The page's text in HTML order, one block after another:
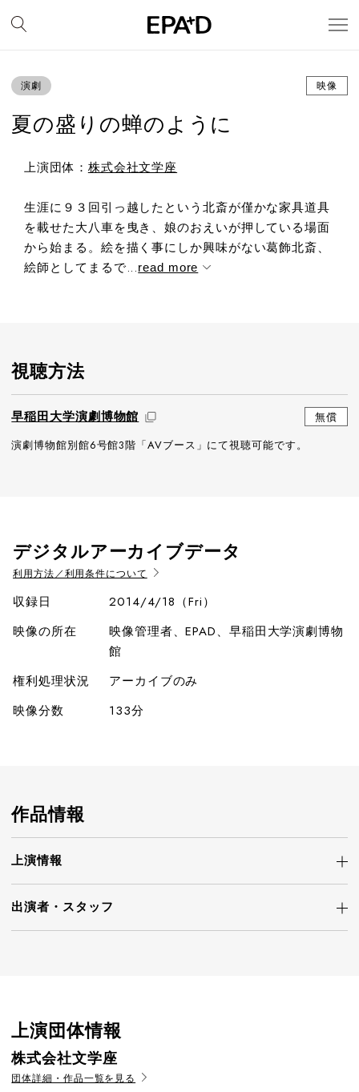
演劇 映像
夏の盛りの蝉のように
上演団体： 株式会社文学座
生涯に９３回引っ越したという北斎が僅かな家具道具
を載せた大八車を曳き、娘のおえいが押している場面
から始まる。絵を描く事にしか興味がない葛飾北斎、
絵師としてまるで...read more
視聴方法
早稲田大学演劇博物館
無償
演劇博物館別館6号館3階「AVブース」にて視聴可能です。
デジタルアーカイブデータ
利用方法／利用条件について
収録日
2014/4/18（Fri）
映像の所在
映像管理者、EPAD、早稲田大学演劇博物
館
権利処理状況
アーカイブのみ
映像分数
133分
作品情報
上演情報
出演者・ スタッフ
上演団体情報
株式会社文学座
団体詳細・作品一覧を見る